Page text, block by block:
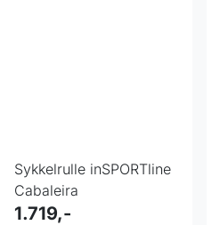
Sykkelrulle inSPORTline
Cabaleira
1.719,-